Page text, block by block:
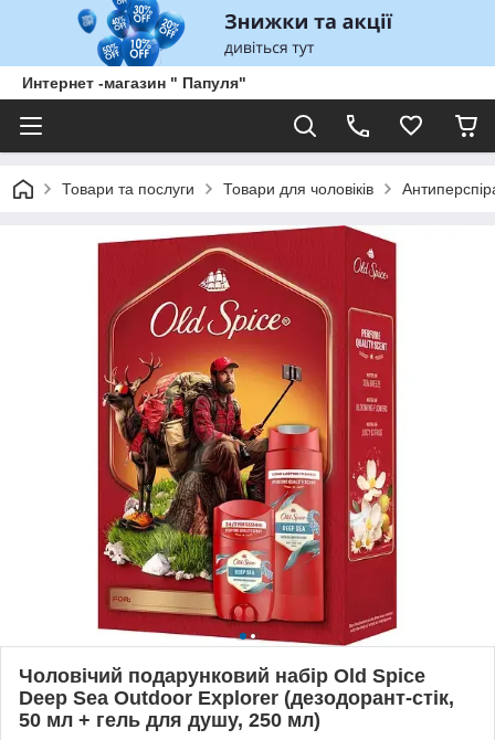
Интернет -магазин " Папуля"
Товари та послуги Товари для чоловіків
Чоловічий подарунковий набір Old Spice
Deep Sea Outdoor Explorer (дезодорант-стік,
50 мл + гель для душу, 250 мл)